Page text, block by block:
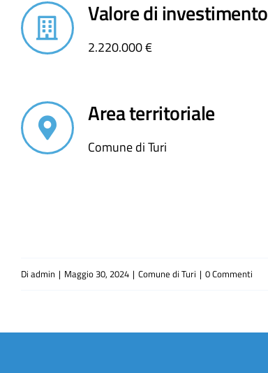
Valore di investimento
2.220.000 €
Area territoriale
Comune di Turi
Di admin | Maggio 30, 2024 | Comune di Turi | 0 Commenti